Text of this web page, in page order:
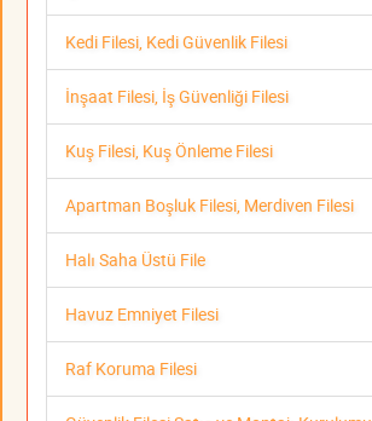
Kedi Filesi, Kedi Güvenlik Filesi
İnşaat Filesi, İş Güvenliği Filesi
Kuş Filesi, Kuş Önleme Filesi
Apartman Boşluk Filesi, Merdiven Filesi
Halı Saha Üstü File
Havuz Emniyet Filesi
Raf Koruma Filesi